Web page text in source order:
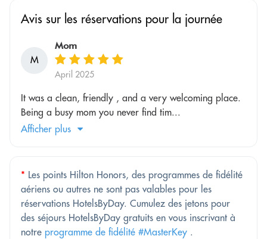
Avis sur les réservations pour la journée
M
Mom
April 2025
It was a clean, friendly , and a very welcoming place.
Being a busy mom you never find tim...
Afficher plus
* Les points Hilton Honors, des programmes de fidélité
aériens ou autres ne sont pas valables pour les
réservations HotelsByDay. Cumulez des jetons pour
des séjours HotelsByDay gratuits en vous inscrivant à
notre programme de fidélité #MasterKey .